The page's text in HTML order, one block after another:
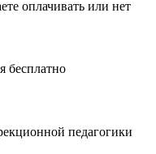
оплачивать или нет
бесплатно
педагогики